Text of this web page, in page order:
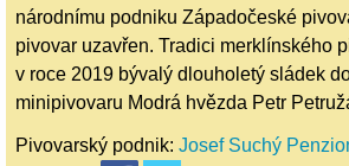
národnímu podniku Západočeské
pivovar uzavřen. Tradici merklínského
v roce 2019 bývalý dlouholetý sládek
minipivovaru Modrá hvězda Petr
Pivovarský podnik: Josef Suchý